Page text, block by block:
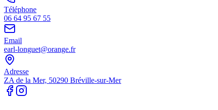
Téléphone
06 64 95 67 55
Email
earl-longuet@orange.fr
Adresse
ZA de la Mer, 50290 Bréville-sur-Mer